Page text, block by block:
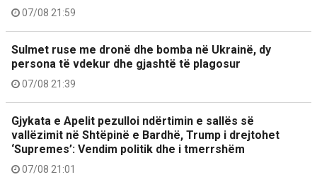
07/08 21:59
Sulmet ruse me dronë dhe bomba në Ukrainë, dy
persona të vdekur dhe gjashtë të plagosur
07/08 21:39
Gjykata e Apelit pezulloi ndërtimin e sallës së
vallëzimit në Shtëpinë e Bardhë, Trump i drejtohet
‘Supremes’: Vendim politik dhe i tmerrshëm
07/08 21:01